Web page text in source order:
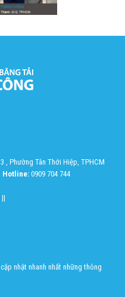
, Phường Tân Thới Hiệp, TPHCM
Hotline: 0909 704 744
||
nhật nhanh nhất những thông